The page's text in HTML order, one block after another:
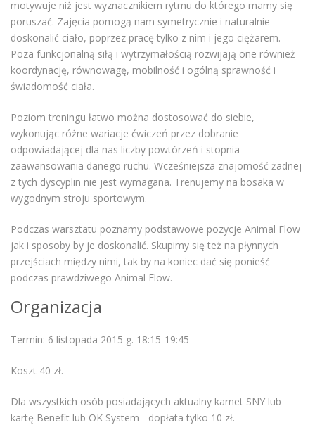
motywuje niż jest wyznacznikiem rytmu do którego mamy się
poruszać. Zajęcia pomogą nam symetrycznie i naturalnie
doskonalić ciało, poprzez pracę tylko z nim i jego ciężarem.
Poza funkcjonalną siłą i wytrzymałością rozwijają one również
koordynację, równowagę, mobilność i ogólną sprawność i
świadomość ciała.
Poziom treningu łatwo można dostosować do siebie,
wykonując różne wariacje ćwiczeń przez dobranie
odpowiadającej dla nas liczby powtórzeń i stopnia
zaawansowania danego ruchu. Wcześniejsza znajomość żadnej
z tych dyscyplin nie jest wymagana. Trenujemy na bosaka w
wygodnym stroju sportowym.
Podczas warsztatu poznamy podstawowe pozycje Animal Flow
jak i sposoby by je doskonalić. Skupimy się też na płynnych
przejściach między nimi, tak by na koniec dać się ponieść
podczas prawdziwego Animal Flow.
Organizacja
Termin: 6 listopada 2015 g. 18:15-19:45
Koszt 40 zł.
Dla wszystkich osób posiadających aktualny karnet SNY lub
kartę Benefit lub OK System - dopłata tylko 10 zł.